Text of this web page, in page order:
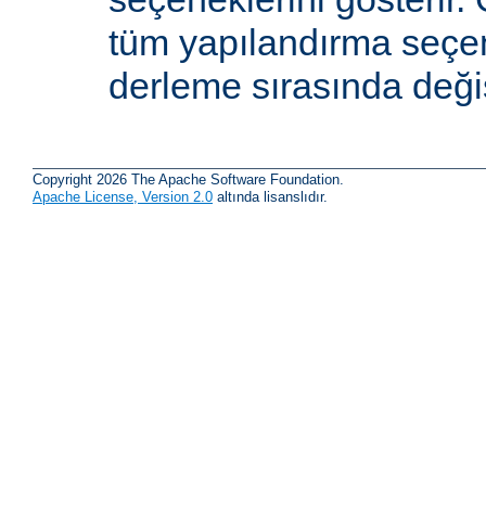
tüm yapılandırma
derleme sırasında
Copyright 2026 The Apache Software Foundation.
Apache License, Version 2.0 altında lisanslıdır.